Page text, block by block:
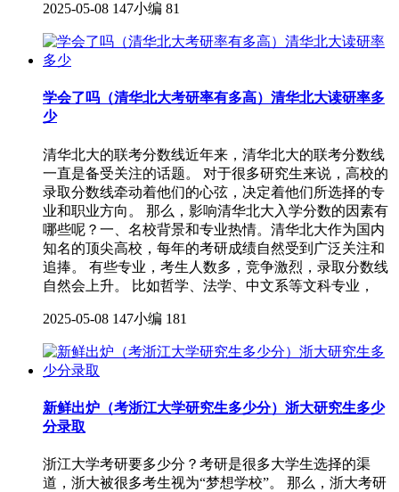
2025-05-08 147小编 81
学会了吗（清华北大考研率有多高）清华北大读研率多
少
清华北大的联考分数线近年来，清华北大的联考分数线
一直是备受关注的话题。 对于很多研究生来说，高校的
录取分数线牵动着他们的心弦，决定着他们所选择的专
业和职业方向。 那么，影响清华北大入学分数的因素有
哪些呢？一、名校背景和专业热情。清华北大作为国内
知名的顶尖高校，每年的考研成绩自然受到广泛关注和
追捧。 有些专业，考生人数多，竞争激烈，录取分数线
自然会上升。 比如哲学、法学、中文系等文科专业，
2025-05-08 147小编 181
新鲜出炉（考浙江大学研究生多少分）浙大研究生多少
分录取
浙江大学考研要多少分？考研是很多大学生选择的渠
道，浙大被很多考生视为“梦想学校”。 那么，浙大考研